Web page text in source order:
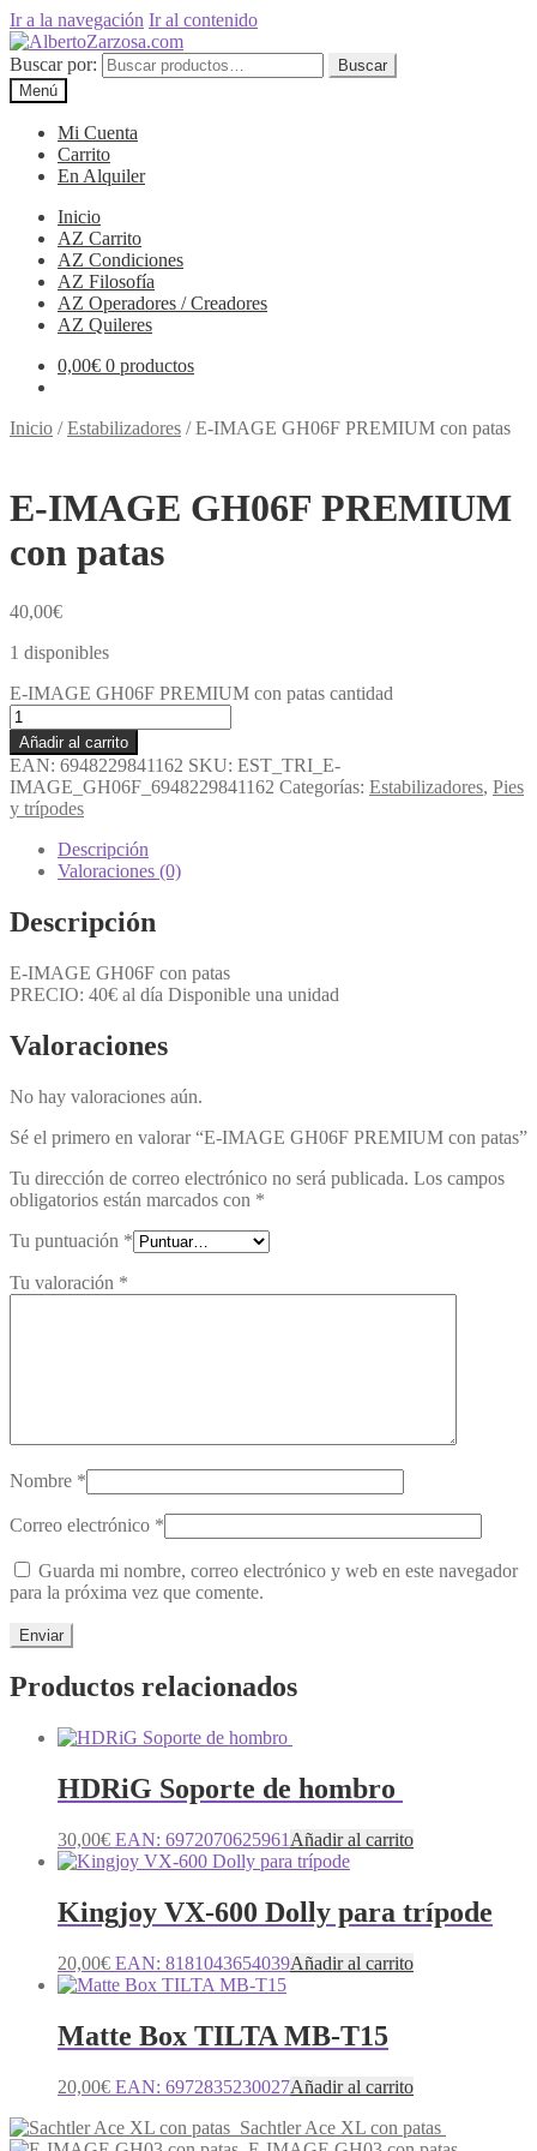
Ir a la navegación Ir al contenido
Buscar por:
Buscar
Menú
Mi Cuenta
Carrito
En Alquiler
Inicio
AZ Carrito
AZ Condiciones
AZ Filosofía
AZ Operadores / Creadores
AZ Quileres
0,00€ 0 productos
Inicio /Estabilizadores /E-IMAGE GH06F PREMIUM con patas
E-IMAGE GH06F PREMIUM
con patas
40,00€
1 disponibles
E-IMAGE GH06F PREMIUM con patas cantidad
Añadir al carrito
EAN: 6948229841162 SKU: EST_TRI_E-
IMAGE_GH06F_6948229841162 Categorías: Estabilizadores, Pies
y trípodes
Descripción
Valoraciones (0)
Descripción
E-IMAGE GH06F con patas
PRECIO: 40€ al día Disponible una unidad
Valoraciones
No hay valoraciones aún.
Sé el primero en valorar “E-IMAGE GH06F PREMIUM con patas”
Tu dirección de correo electrónico no será publicada. Los campos
obligatorios están marcados con *
Tu puntuación *
Tu valoración *
Nombre *
Correo electrónico *
Guarda mi nombre, correo electrónico y web en este navegador
para la próxima vez que comente.
Productos relacionados
HDRiG Soporte de hombro
30,00€ EAN: 6972070625961 Añadir al carrito
Kingjoy VX-600 Dolly para trípode
20,00€ EAN: 8181043654039Añadir al carrito
Matte Box TILTA MB-T15
20,00€ EAN: 6972835230027Añadir al carrito
Sachtler Ace XL con patas